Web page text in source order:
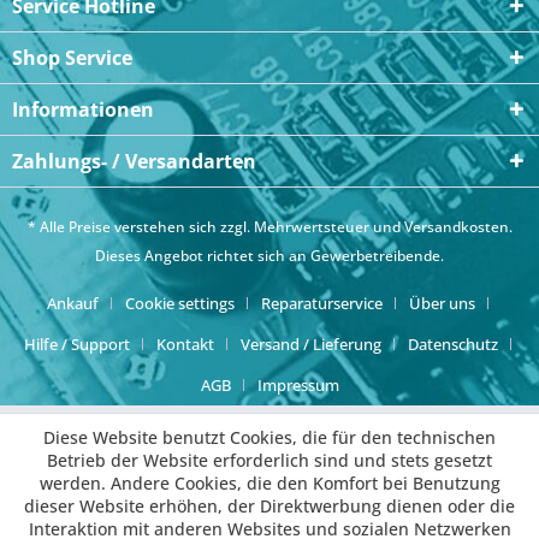
Service Hotline
Shop Service
Informationen
Zahlungs- / Versandarten
* Alle Preise verstehen sich zzgl. Mehrwertsteuer undVersandkosten.
Dieses Angebot richtet sich an Gewerbetreibende.
Ankauf Cookie settings Reparaturservice
Über uns
Hilfe / Support
Kontakt Versand / Lieferung
Datenschutz
AGB
Impressum
Diese Website benutzt Cookies, die für den technischen
Betrieb der Website erforderlich sind und stets gesetzt
werden. Andere Cookies, die den Komfort bei Benutzung
dieser Website erhöhen, der Direktwerbung dienen oder die
Interaktion mit anderen Websites und sozialen Netzwerken